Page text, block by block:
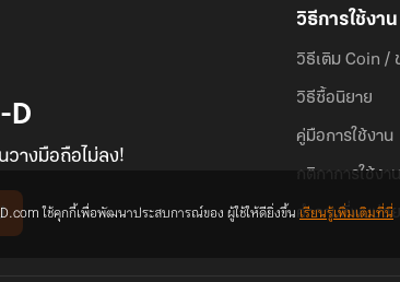
D
างมือถือไม่ลง!
วิธีการใช้งาน
วิธีเติม Coin /
วิธีซื้อนิยาย
คู่มือการใช้งาน
กติกาการใช้งาน
คำถามที่พบบ่อย
ใช้คุกกี้เพื่อพัฒนาประสบการณ์ของ ผู้ใช้ให้ดียิ่งขึ้นเรียนรู้เพิ่มเติมที่นี่